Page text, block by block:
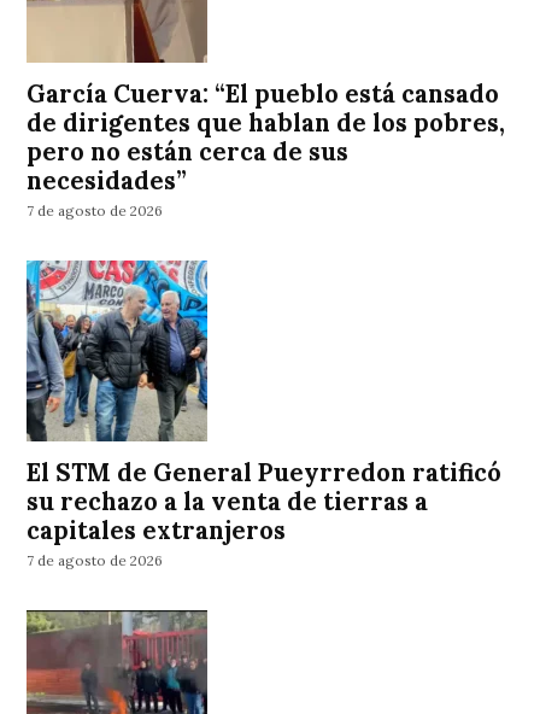
García Cuerva: “El pueblo está cansado
de dirigentes que hablan de los pobres,
pero no están cerca de sus
necesidades”
7 de agosto de 2026
El STM de General Pueyrredon ratificó
su rechazo a la venta de tierras a
capitales extranjeros
7 de agosto de 2026